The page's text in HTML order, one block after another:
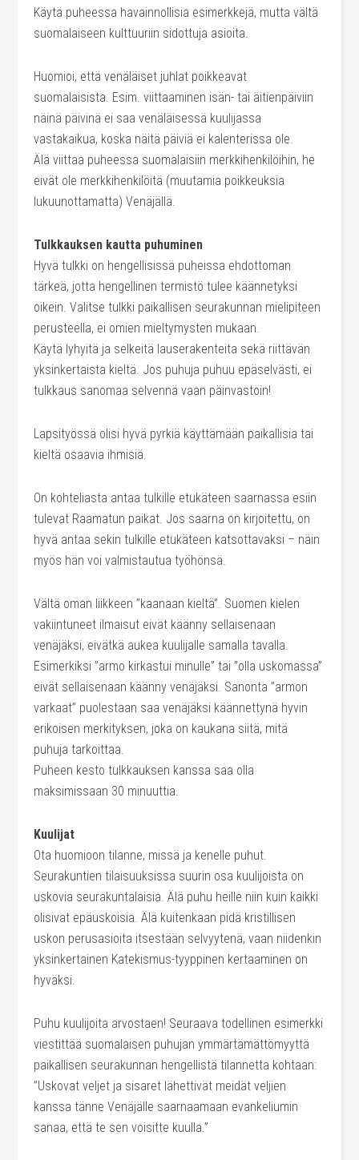
Käytä puheessa havainnollisia esimerkkejä, mutta vältä
suomalaiseen kulttuuriin sidottuja asioita.
Huomioi, että venäläiset juhlat poikkeavat
suomalaisista. Esim. viittaaminen isän- tai äitienpäiviin
näinä päivinä ei saa venäläisessä kuulijassa
vastakaikua, koska näitä päiviä ei kalenterissa ole.
Älä viittaa puheessa suomalaisiin merkkihenkilöihin, he
eivät ole merkkihenkilöitä (muutamia poikkeuksia
lukuunottamatta) Venäjällä.
Tulkkauksen kautta puhuminen
Hyvä tulkki on hengellisissä puheissa ehdottoman
tärkeä, jotta hengellinen termistö tulee käännetyksi
oikein. Valitse tulkki paikallisen seurakunnan mielipiteen
perusteella, ei omien mieltymysten mukaan.
Käytä lyhyitä ja selkeitä lauserakenteita sekä riittävän
yksinkertaista kieltä. Jos puhuja puhuu epäselvästi, ei
tulkkaus sanomaa selvennä vaan päinvastoin!
Lapsityössä olisi hyvä pyrkiä käyttämään paikallisia tai
kieltä osaavia ihmisiä.
On kohteliasta antaa tulkille etukäteen saarnassa esiin
tulevat Raamatun paikat. Jos saarna on kirjoitettu, on
hyvä antaa sekin tulkille etukäteen katsottavaksi – näin
myös hän voi valmistautua työhönsä.
Vältä oman liikkeen ”kaanaan kieltä”. Suomen kielen
vakiintuneet ilmaisut eivät käänny sellaisenaan
venäjäksi, eivätkä aukea kuulijalle samalla tavalla.
Esimerkiksi ”armo kirkastui minulle” tai ”olla uskomassa”
eivät sellaisenaan käänny venäjäksi. Sanonta ”armon
varkaat” puolestaan saa venäjäksi käännettynä hyvin
erikoisen merkityksen, joka on kaukana siitä, mitä
puhuja tarkoittaa.
Puheen kesto tulkkauksen kanssa saa olla
maksimissaan 30 minuuttia.
Kuulijat
Ota huomioon tilanne, missä ja kenelle puhut.
Seurakuntien tilaisuuksissa suurin osa kuulijoista on
uskovia seurakuntalaisia. Älä puhu heille niin kuin kaikki
olisivat epäuskoisia. Älä kuitenkaan pidä kristillisen
uskon perusasioita itsestään selvyytenä, vaan niidenkin
yksinkertainen Katekismus-tyyppinen kertaaminen on
hyväksi.
Puhu kuulijoita arvostaen! Seuraava todellinen esimerkki
viestittää suomalaisen puhujan ymmärtämättömyyttä
paikallisen seurakunnan hengellistä tilannetta kohtaan:
”Uskovat veljet ja sisaret lähettivät meidät veljien
kanssa tänne Venäjälle saarnaamaan evankeliumin
sanaa, että te sen voisitte kuulla.”